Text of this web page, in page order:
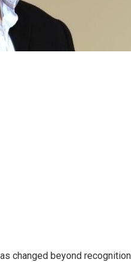
changed beyond recognition